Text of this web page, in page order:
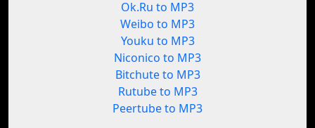
Ok.Ru to MP3
Weibo to MP3
Youku to MP3
Niconico to MP3
Bitchute to MP3
Rutube to MP3
Peertube to MP3